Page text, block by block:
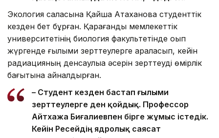
Экология саласына Қайша Атаханова студенттік
кезден бет бұрған. Қарағанды мемлекеттік
университетінің биология факультетінде оқып
жүргенде ғылыми зерттеулерге араласып, кейін
радиацияның денсаулыққа әсерін зерттеуді өмірлік
бағытына айналдырған.
– Студент кезден бастап ғылыми
зерттеулерге ден қойдық. Профессор
Айтхажа Биғалиевпен бірге жұмыс істедік.
Кейін Ресейдің ядролық саясат